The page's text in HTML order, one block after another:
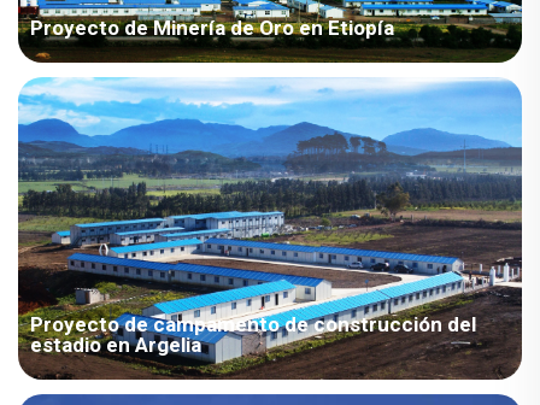
Proyecto de Minería de Oro en Etiopía
País: Etiopía Proyecto Industria: Minería Área de Construcción:
1.338 metros cuadrados Período de Construcción: 2012 y 2023
Puntos Principales a Considerar: Las casas requieren un
estándar más alto de aislamiento térmico. Eti...
Proyecto de campamento de construcción del
estadio en Argelia
El Proyecto de Construcción del Campamento del Estadio de